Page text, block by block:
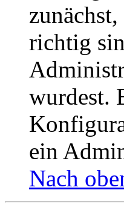
richtig
wurdest.
ein
Nach